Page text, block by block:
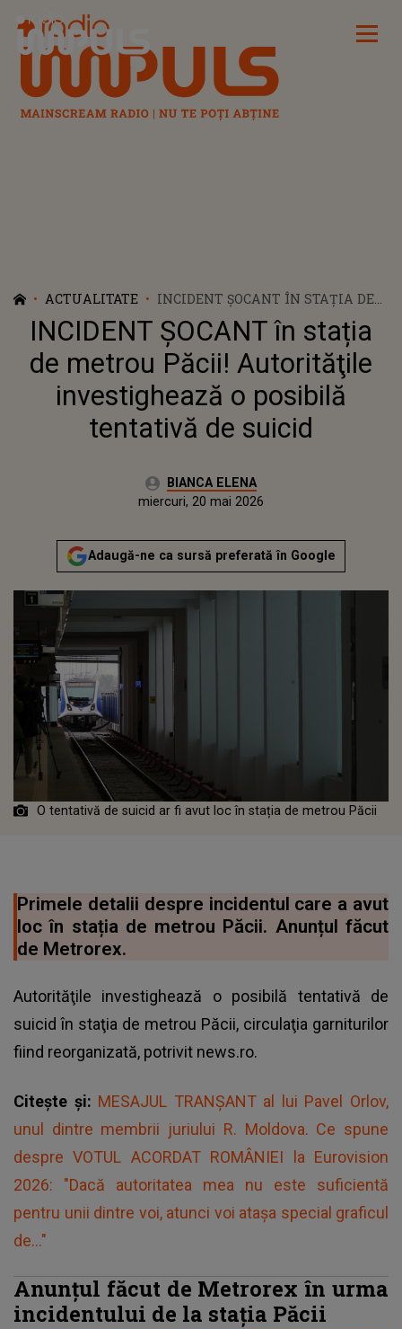
Radio Impuls
ACTUALITATE
INCIDENT ȘOCANT ÎN STAȚIA DE
METROU PĂCII! AUTORITĂŢILE
INVESTIGHEAZĂ O POSIBILĂ
TENTATIVĂ DE SUICID
INCIDENT ȘOCANT în stația
de metrou Păcii! Autorităţile
investighează o posibilă
tentativă de suicid
Autor:BIANCA ELENA
Actualizat:
miercuri, 20 mai 2026
Adaugă-ne ca sursă preferată în Google
O tentativă de suicid ar fi avut loc în stația de metrou Păcii
Primele detalii despre incidentul care a avut
loc în stația de metrou Păcii. Anunțul făcut
de Metrorex.
Autorităţile investighează o posibilă tentativă de
suicid în staţia de metrou Păcii, circulaţia garniturilor
fiind reorganizată, potrivit news.ro.
Citește și: MESAJUL TRANȘANT al lui Pavel Orlov,
unul dintre membrii juriului R. Moldova. Ce spune
despre VOTUL ACORDAT ROMÂNIEI la Eurovision
2026: "Dacă autoritatea mea nu este suficientă
pentru unii dintre voi, atunci voi atașa special graficul
de..."
Anunțul făcut de Metrorex în urma
incidentului de la stația Păcii